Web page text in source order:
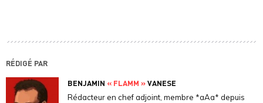
RÉDIGÉ PAR
BENJAMIN « FLAMM »VANESE
Rédacteur en chef adjoint, membre *aAa* depuis